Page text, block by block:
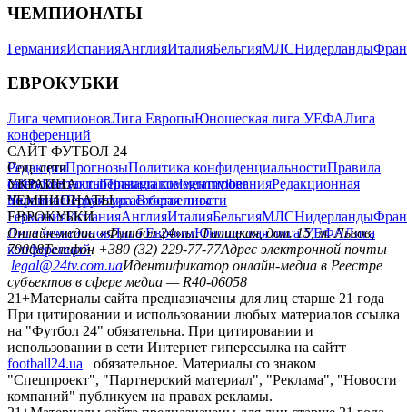
ЧЕМПИОНАТЫ
ГерманияИспанияАнглияИталияБельгияМЛСНидерланды
ЕВРОКУБКИ
Лига чемпионовЛига ЕвропыЮношеская лига УЕФАЛига
конференций
САЙТ ФУТБОЛ 24
РедакцияПрогнозыПолитика конфиденциальностиПравила
сайтуКонтактыПравила комментированияРедакционная
политикаСтруктура собственности
Соц. сети
facebookxyoutubeinstagramtelegramviber
УКРАИНА
УкраинаПервая лигаВторая лига
ЧЕМПИОНАТЫ
ГерманияИспанияАнглияИталияБельгияМЛСНидерланды
ЕВРОКУБКИ
Лига чемпионовЛига ЕвропыЮношеская лига УЕФАЛига
конференций
Онлайн-медиа «Футбол 24»пл. Галицкая, дом. 15, м. Львов,
79008Телефон +380 (32) 229-77-77Адрес электронной почты
legal@24tv.com.uaИдентификатор онлайн-медиа в Реестре
субъектов в сфере медиа — R40-06058
21+Материалы сайта предназначены для лиц старше 21 года
При цитировании и использовании любых материалов ссылка
на "Футбол 24" обязательна. При цитировании и
использовании в сети Интернет гиперссылка на сайтт
football24.ua
обязательное. Материалы со знаком
"Спецпроект", "Партнерский материал", "Реклама", "Новости
компаний" публикуем на правах рекламы.